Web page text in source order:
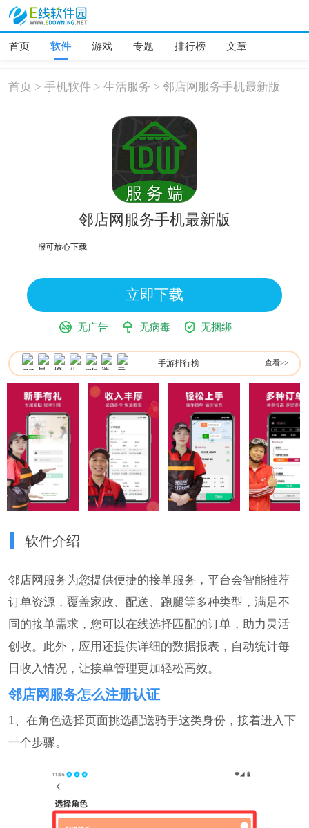
首页 软件 游戏 专题 排行榜 文章
首页 >手机软件 >生活服务 >邻店网服务手机最新版
邻店网服务手机最新版
为误报可放心下载
立即下载
无广告 无病毒 无捆绑
手游排行榜 查看>>
软件介绍
邻店网服务为您提供便捷的接单服务，平台会智能推荐
订单资源，覆盖家政、配送、跑腿等多种类型，满足不
同的接单需求，您可以在线选择匹配的订单，助力灵活
创收。此外，应用还提供详细的数据报表，自动统计每
日收入情况，让接单管理更加轻松高效。
邻店网服务怎么注册认证
1、在角色选择页面挑选配送骑手这类身份，接着进入下
一个步骤。